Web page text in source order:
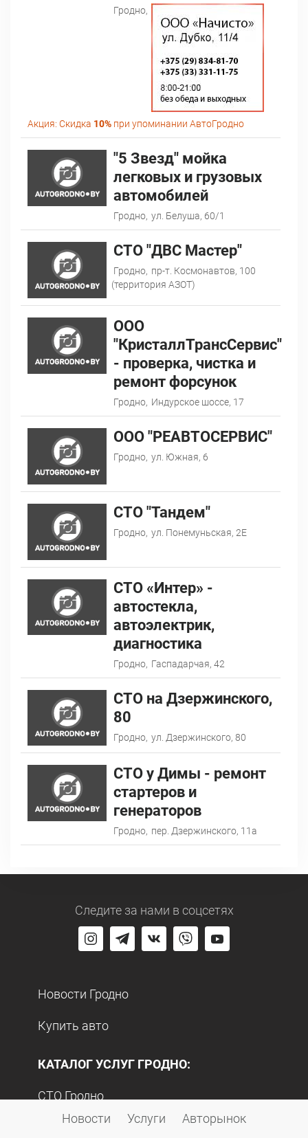
Гродно,
Акция: Скидка 10% при упоминании АвтоГродно
"5 Звезд" мойка
легковых и грузовых
автомобилей
Гродно, ул. Белуша, 60/1
CТО "ДВС Мастер"
Гродно, пр-т. Космонавтов, 100
(территория АЗОТ)
ООО
"КристаллТрансСервис"
- проверка, чистка и
ремонт форсунок
Гродно, Индурское шоссе, 17
ООО "РЕАВТОСЕРВИС"
Гродно, ул. Южная, 6
СТО "Тандем"
Гродно, ул. Понемуньская, 2Е
СТО «Интер» -
автостекла,
автоэлектрик,
диагностика
Гродно, Гаспадарчая, 42
СТО на Дзержинского,
80
Гродно, ул. Дзержинского, 80
СТО у Димы - ремонт
стартеров и
генераторов
Гродно, пер. Дзержинского, 11а
Следите за нами в соцсетях
Новости Гродно
Купить авто
КАТАЛОГ УСЛУГ ГРОДНО:
СТО Гродно
Автомагазины
Новости Услуги Авторынок